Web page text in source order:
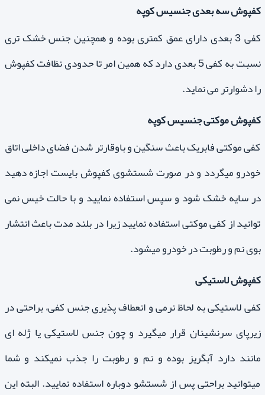
کفپوش سه بعدی جنسیس کوپه
کفی 3 بعدی دارای عمق کمتری بوده و همچنین جنس خشک تری
نسبت به کفی 5 بعدی دارد که همین امر تا حدودی نظافت کفپوش
را دشوارتر می نماید.
کفپوش موکتی جنسیس کوپه
کفی موکتی فابریک باعث سنگین و باوقارتر شدن فضای داخلی اتاق
خودرو میگردد و در صورت شستشوی کفپوش بایست اجازه دهید
در سایه خشک شود و سپس استفاده نمایید و با حالت خیس نمی
توانید از کفی موکتی استفاده نمایید زیرا در بلند مدت باعث انتشار
بوی نم و رطوبت در خودرو میشود.
کفپوش لاستیکی
کفی لاستیکی به لحاظ نرمی و انعطاف پذیری جنس کفی، براحتی در
زیرپای سرنشینان قرار میگیرد و چون جنس لاستیکی یا ژله ای
مانند دارد آبگریز بوده و نم و رطوبت را جذب نمیکند و شما
میتوانید براحتی پس از شستشو دوباره استفاده نمایید. البته این